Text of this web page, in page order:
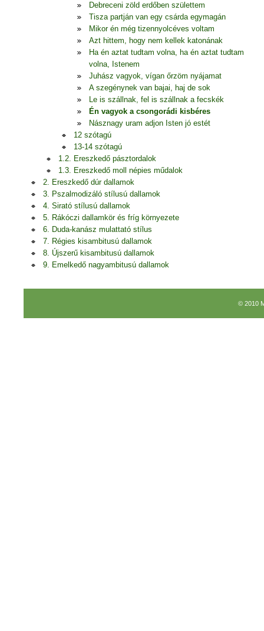
Debreceni zöld erdőben születtem
Tisza partján van egy csárda egymagán
Mikor én még tizennyolcéves voltam
Azt hittem, hogy nem kellek katonának
Ha én aztat tudtam volna, ha én aztat tudtam
volna, Istenem
Juhász vagyok, vígan őrzöm nyájamat
A szegénynek van bajai, haj de sok
Le is szállnak, fel is szállnak a fecskék
Én vagyok a csongorádi kisbéres
Násznagy uram adjon Isten jó estét
12 szótagú
13-14 szótagú
1.2. Ereszkedő pásztordalok
1.3. Ereszkedő moll népies műdalok
2. Ereszkedő dúr dallamok
3. Pszalmodizáló stílusú dallamok
4. Sirató stílusú dallamok
5. Rákóczi dallamkör és fríg környezete
6. Duda-kanász mulattató stílus
7. Régies kisambitusú dallamok
8. Újszerű kisambitusú dallamok
9. Emelkedő nagyambitusú dallamok
© 2010